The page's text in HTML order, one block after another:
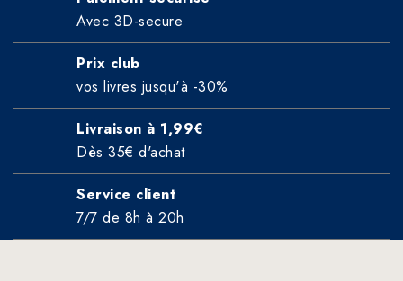
Avec 3D-secure
Prix club
vos livres jusqu'à -30%
Livraison à 1,99€
Dès 35€ d'achat
Service client
7/7 de 8h à 20h